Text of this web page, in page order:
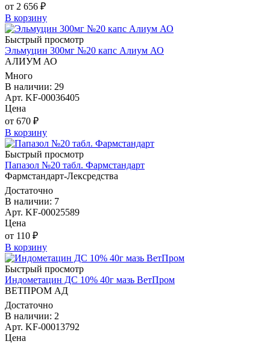
от 2 656 ₽
В корзину
Быстрый просмотр
Эльмуцин 300мг №20 капс Алиум АО
АЛИУМ АО
Много
В наличии: 29
Арт. KF-00036405
Цена
от 670 ₽
В корзину
Быстрый просмотр
Папазол №20 табл. Фармстандарт
Фармстандарт-Лексредства
Достаточно
В наличии: 7
Арт. KF-00025589
Цена
от 110 ₽
В корзину
Быстрый просмотр
Индометацин ДС 10% 40г мазь ВетПром
ВЕТПРОМ АД
Достаточно
В наличии: 2
Арт. KF-00013792
Цена